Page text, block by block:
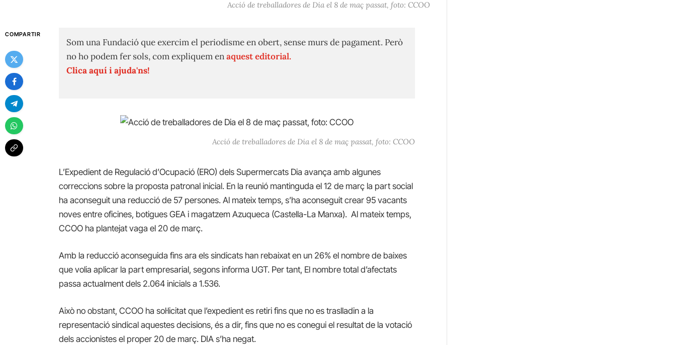
Acció de treballadores de Dia el 8 de maç passat, foto: CCOO
COMPARTIR
Som una Fundació que exercim el periodisme en obert, sense murs de pagament. Però
no ho podem fer sols, com expliquem enaquest editorial.
Clica aquí i ajuda'ns!
Acció de treballadores de Dia el 8 de maç passat, foto: CCOO
L’Expedient de Regulació d’Ocupació (ERO) dels Supermercats Dia avança amb algunes
correccions sobre la proposta patronal inicial. En la reunió mantinguda el 12 de març la part social
ha aconseguit una reducció de 57 persones. Al mateix temps, s’ha aconseguit crear 95 vacants
noves entre oficines, botigues GEA i magatzem Azuqueca (Castella-La Manxa). Al mateix temps,
CCOO ha plantejat vaga el 20 de març.
Amb la reducció aconseguida fins ara els sindicats han rebaixat en un 26% el nombre de baixes
que volia aplicar la part empresarial, segons informa UGT. Per tant, El nombre total d’afectats
passa actualment dels 2.064 inicials a 1.536.
Això no obstant, CCOO ha sol·licitat que l’expedient es retiri fins que no es traslladin a la
representació sindical aquestes decisions, és a dir, fins que no es conegui el resultat de la votació
dels accionistes el proper 20 de març. DIA s’ha negat.